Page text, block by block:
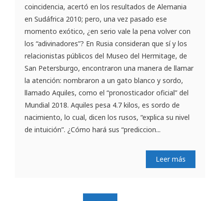
coincidencia, acertó en los resultados de Alemania
en Sudáfrica 2010; pero, una vez pasado ese
momento exótico, ¿en serio vale la pena volver con
los “adivinadores”? En Rusia consideran que sí y los
relacionistas públicos del Museo del Hermitage, de
San Petersburgo, encontraron una manera de llamar
la atención: nombraron a un gato blanco y sordo,
llamado Aquiles, como el “pronosticador oficial” del
Mundial 2018. Aquiles pesa 4.7 kilos, es sordo de
nacimiento, lo cual, dicen los rusos, “explica su nivel
de intuición”. ¿Cómo hará sus “prediccion...
Leer más